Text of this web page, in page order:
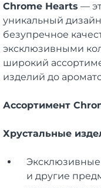
Chrome Hearts —
уникальный
безупречное
эксклюзивными
широкий
изделий до
Ассортимент
Хрустальные
и другие